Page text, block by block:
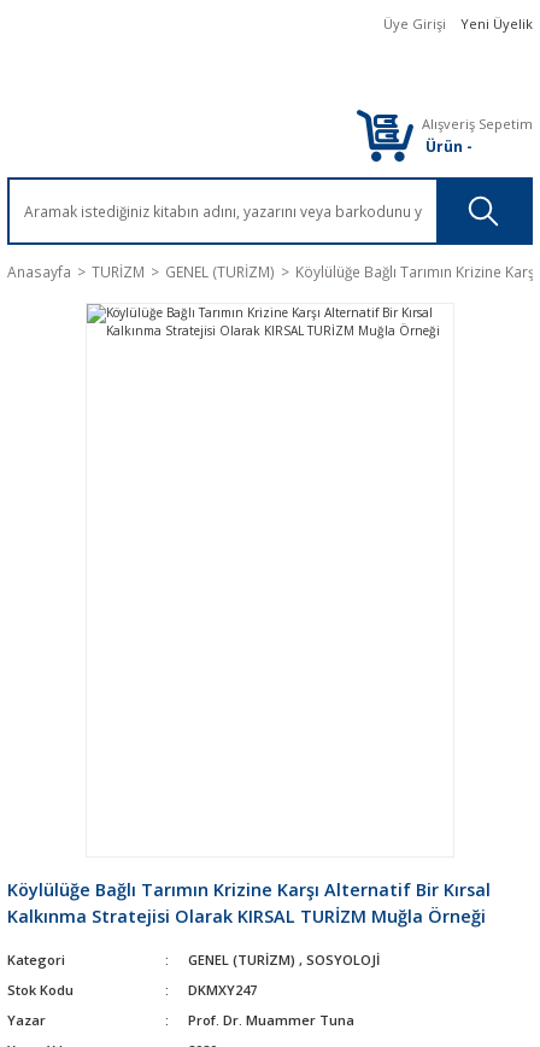
Üye Girişi Yeni Üyelik
Alışveriş Sepetim
Ürün -
Anasayfa TURİZM GENEL (TURİZM) Köylülüğe Bağlı Tarımın Krizine
Köylülüğe Bağlı Tarımın Krizine Karşı Alternatif Bir Kırsal
Kalkınma Stratejisi Olarak KIRSAL TURİZM Muğla Örneği
Kategori GENEL (TURİZM) , SOSYOLOJİ
Stok Kodu
DKMXY247
Yazar
Prof. Dr. Muammer Tuna